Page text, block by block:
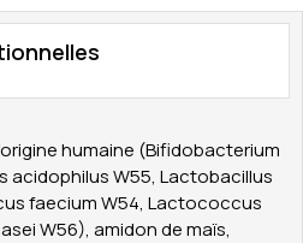
humaine (Bifidobacterium
acidophilus W55, Lactobacillus
faecium W54, Lactococcus
W56), amidon de maïs,